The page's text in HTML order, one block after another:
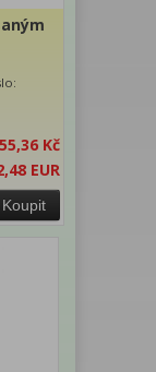
55,36 Kč
EUR
Koupit